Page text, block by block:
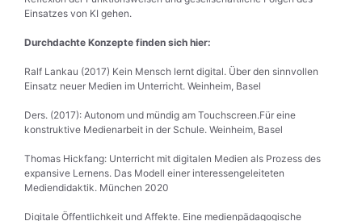
Einsatzes von KI gehen.
Durchdachte Konzepte finden sich hier:
Ralf Lankau (2017) Kein Mensch lernt digital. Über den sinnvollen
Einsatz neuer Medien im Unterricht. Weinheim, Basel
Ders. (2017): Autonom und mündig am Touchscreen.Für eine
konstruktive Medienarbeit in der Schule. Weinheim, Basel
Thomas Hickfang: Unterricht mit digitalen Medien als Prozess des
expansive Lernens. Das Modell einer interessengeleiteten
Mediendidaktik. München 2020
Digitale Öffentlichkeit und Affekte. Eine medienpädagogische